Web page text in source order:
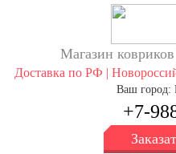
Магазин
Доставка по РФ |
Ваш город:
+7-